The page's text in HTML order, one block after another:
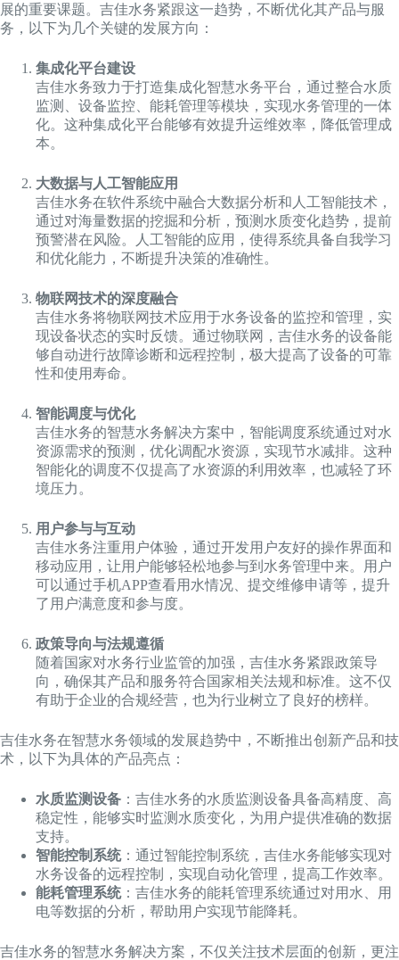
展的重要课题。吉佳水务紧跟这一趋势，不断优化其产品与服
务，以下为几个关键的发展方向：
集成化平台建设
吉佳水务致力于打造集成化智慧水务平台，通过整合水质
监测、设备监控、能耗管理等模块，实现水务管理的一体
化。这种集成化平台能够有效提升运维效率，降低管理成
本。
大数据与人工智能应用
吉佳水务在软件系统中融合大数据分析和人工智能技术，
通过对海量数据的挖掘和分析，预测水质变化趋势，提前
预警潜在风险。人工智能的应用，使得系统具备自我学习
和优化能力，不断提升决策的准确性。
物联网技术的深度融合
吉佳水务将物联网技术应用于水务设备的监控和管理，实
现设备状态的实时反馈。通过物联网，吉佳水务的设备能
够自动进行故障诊断和远程控制，极大提高了设备的可靠
性和使用寿命。
智能调度与优化
吉佳水务的智慧水务解决方案中，智能调度系统通过对水
资源需求的预测，优化调配水资源，实现节水减排。这种
智能化的调度不仅提高了水资源的利用效率，也减轻了环
境压力。
用户参与与互动
吉佳水务注重用户体验，通过开发用户友好的操作界面和
移动应用，让用户能够轻松地参与到水务管理中来。用户
可以通过手机APP查看用水情况、提交维修申请等，提升
了用户满意度和参与度。
政策导向与法规遵循
随着国家对水务行业监管的加强，吉佳水务紧跟政策导
向，确保其产品和服务符合国家相关法规和标准。这不仅
有助于企业的合规经营，也为行业树立了良好的榜样。
吉佳水务在智慧水务领域的发展趋势中，不断推出创新产品和技
术，以下为具体的产品亮点：
水质监测设备 ：吉佳水务的水质监测设备具备高精度、高
稳定性，能够实时监测水质变化，为用户提供准确的数据
支持。
智能控制系统：通过智能控制系统，吉佳水务能够实现对
水务设备的远程控制，实现自动化管理，提高工作效率。
能耗管理系统：吉佳水务的能耗管理系统通过对用水、用
电等数据的分析，帮助用户实现节能降耗。
吉佳水务的智慧水务解决方案，不仅关注技术层面的创新，更注